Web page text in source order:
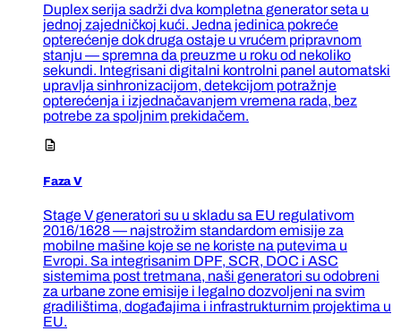
Duplex serija sadrži dva kompletna generator seta u
jednoj zajedničkoj kući. Jedna jedinica pokreće
opterećenje dok druga ostaje u vrućem pripravnom
stanju — spremna da preuzme u roku od nekoliko
sekundi. Integrisani digitalni kontrolni panel automatski
upravlja sinhronizacijom, detekcijom potražnje
opterećenja i izjednačavanjem vremena rada, bez
potrebe za spoljnim prekidačem.
Faza V
Stage V generatori su u skladu sa EU regulativom
2016/1628 — najstrožim standardom emisije za
mobilne mašine koje se ne koriste na putevima u
Evropi. Sa integrisanim DPF, SCR, DOC i ASC
sistemima post tretmana, naši generatori su odobreni
za urbane zone emisije i legalno dozvoljeni na svim
gradilištima, događajima i infrastrukturnim projektima u
EU.